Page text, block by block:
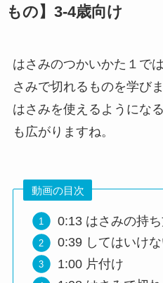
もの】3-4歳向け
はさみのつかいかた１で
さみで切れるものを学びま
はさみを使えるようにな
も広がりますね。
動画の目次
0:13​ はさみの持
0:39​ してはいけな
1:00​ 片付け